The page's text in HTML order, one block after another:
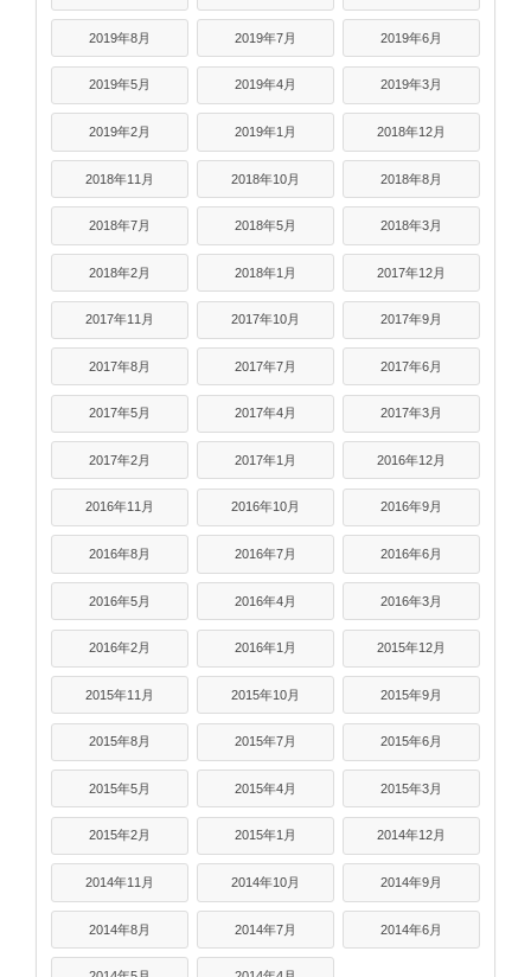
2019年8月 2019年7月 2019年6月
2019年5月 2019年4月 2019年3月
2019年2月 2019年1月 2018年12月
2018年11月 2018年10月 2018年8月
2018年7月 2018年5月 2018年3月
2018年2月 2018年1月 2017年12月
2017年11月 2017年10月 2017年9月
2017年8月 2017年7月 2017年6月
2017年5月 2017年4月 2017年3月
2017年2月 2017年1月 2016年12月
2016年11月 2016年10月 2016年9月
2016年8月 2016年7月 2016年6月
2016年5月 2016年4月 2016年3月
2016年2月 2016年1月 2015年12月
2015年11月 2015年10月 2015年9月
2015年8月 2015年7月 2015年6月
2015年5月 2015年4月 2015年3月
2015年2月 2015年1月 2014年12月
2014年11月 2014年10月 2014年9月
2014年8月 2014年7月 2014年6月